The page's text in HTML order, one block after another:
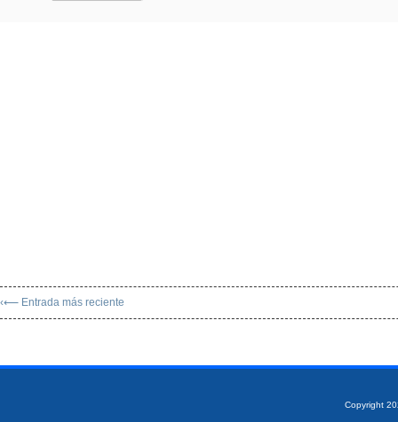
‹⟵ Entrada más reciente
Copyright